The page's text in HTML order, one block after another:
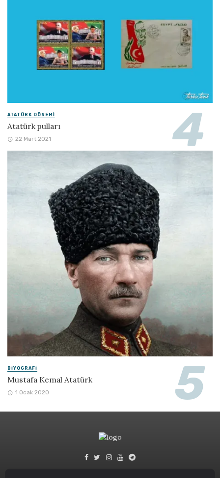
ATATÜRK DÖNEMI
Atatürk pulları
22 Mart 2021
BIYOGRAFI
Mustafa Kemal Atatürk
1 Ocak 2020